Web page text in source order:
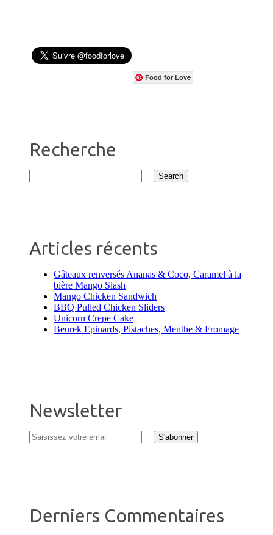
Food for Love
Recherche
Articles récents
Gâteaux renversés Ananas & Coco, Caramel à la
bière Mango Slash
Mango Chicken Sandwich
BBQ Pulled Chicken Sliders
Unicorn Crepe Cake
Beurek Epinards, Pistaches, Menthe & Fromage
Newsletter
Derniers Commentaires